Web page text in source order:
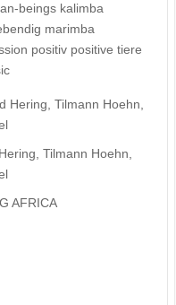
beings kalimba
marimba
positiv positive tiere
Hering, Tilmann Hoehn,
Tilmann Hoehn,
AFRICA